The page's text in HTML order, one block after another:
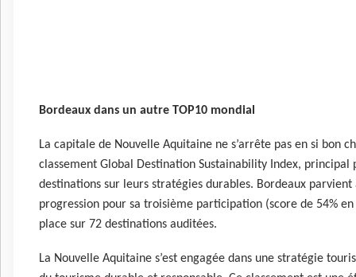
Bordeaux dans un autre TOP10 mondial
La capitale de Nouvelle Aquitaine ne s’arrête pas en si bon
classement Global Destination Sustainability Index, principal
destinations sur leurs stratégies durables. Bordeaux
progression pour sa troisième participation (score de 54%
place sur 72 destinations auditées.
La Nouvelle Aquitaine s’est engagée dans une stratégie